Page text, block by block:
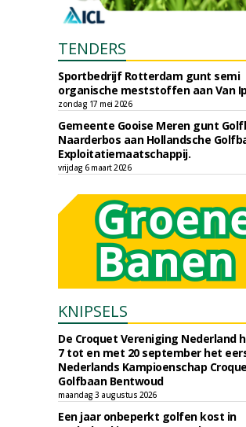
TENDERS
Sportbedrijf Rotterdam gunt semi
organische meststoffen aan Van
zondag 17 mei 2026
Gemeente Gooise Meren gunt
Naarderbos aan Hollandsche
Exploitatiemaatschappij.
vrijdag 6 maart 2026
KNIPSELS
De Croquet Vereniging Nederland
7 tot en met 20 september het
Nederlands Kampioenschap
Golfbaan Bentwoud
maandag 3 augustus 2026
Een jaar onbeperkt golfen kost in